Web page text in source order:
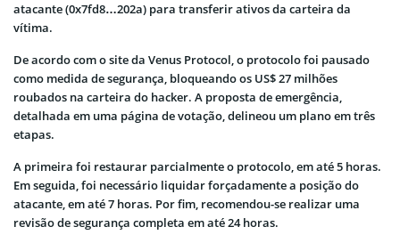
atacante (0x7fd8…202a) para transferir ativos da carteira da
vítima.
De acordo com o site da Venus Protocol, o protocolo foi pausado
como medida de segurança, bloqueando os US$ 27 milhões
roubados na carteira do hacker. A proposta de emergência,
detalhada em uma página de votação, delineou um plano em três
etapas.
A primeira foi restaurar parcialmente o protocolo, em até 5 horas.
Em seguida, foi necessário liquidar forçadamente a posição do
atacante, em até 7 horas. Por fim, recomendou-se realizar uma
revisão de segurança completa em até 24 horas.